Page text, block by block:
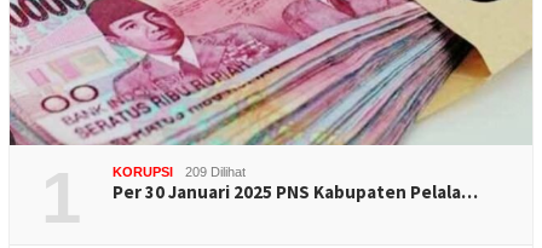
1 KORUPSI 209 Dilihat
Per 30 Januari 2025 PNS Kabupaten Pelala…